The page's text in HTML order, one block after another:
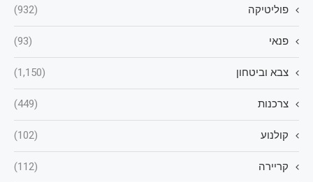
פוליטיקה (932)
פנאי (93)
צבא וביטחון (1,150)
צרכנות (449)
קולנוע (102)
קריירה (112)